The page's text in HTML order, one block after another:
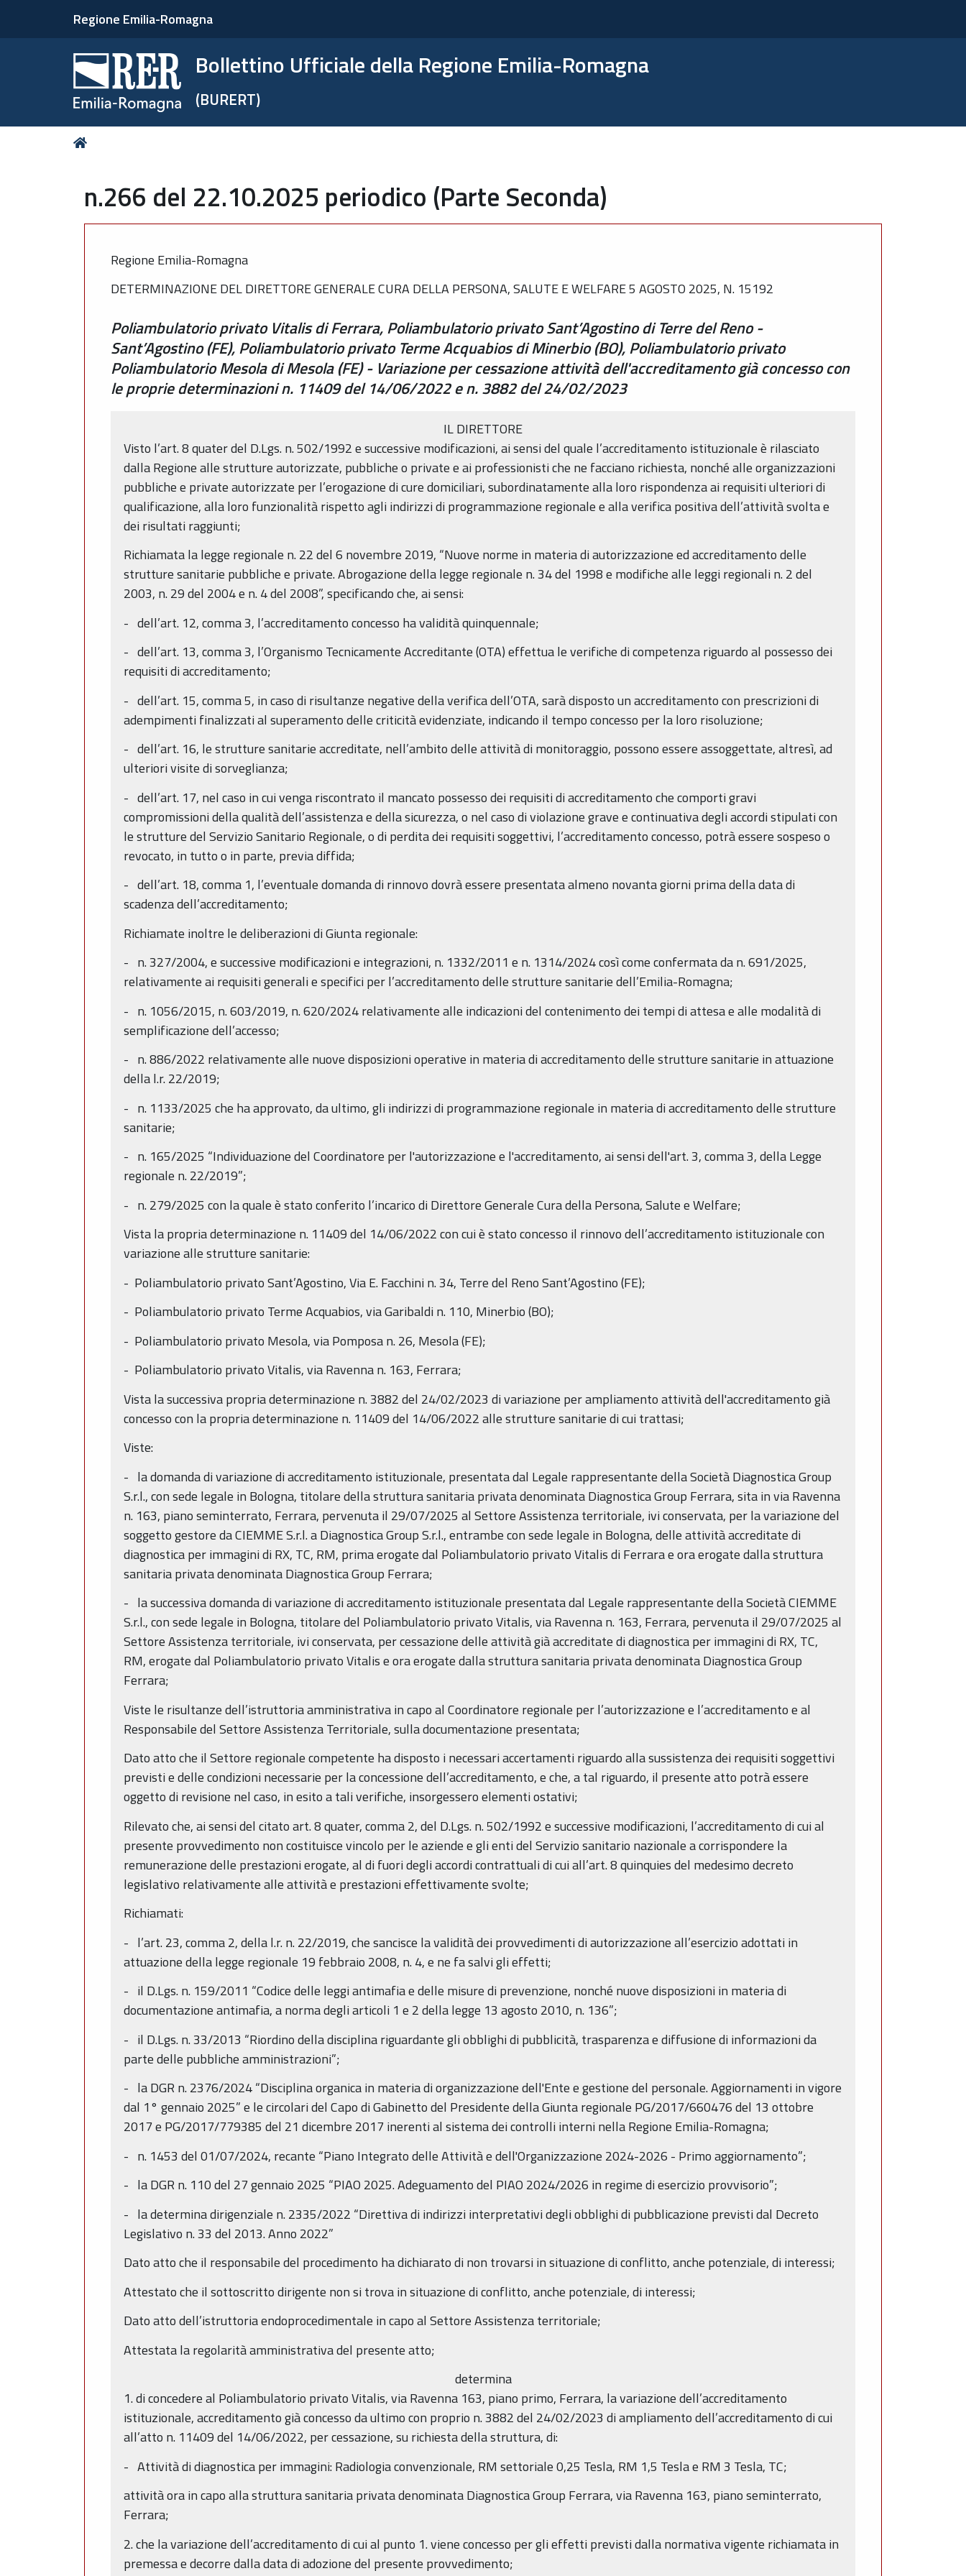
Regione Emilia-Romagna
Bollettino Ufficiale della Regione Emilia-Romagna
(BURERT)
Tu
n.266 del 22.10.2025 periodico (Parte Seconda)
Regione Emilia-Romagna
DETERMINAZIONE DEL DIRETTORE GENERALE CURA DELLA PERSONA, SALUTE E WELFARE 5 AGOSTO 2025, N. 15192
Poliambulatorio privato Vitalis di Ferrara, Poliambulatorio privato Sant’Agostino di Terre del Reno -
Sant’Agostino (FE), Poliambulatorio privato Terme Acquabios di Minerbio (BO), Poliambulatorio privato
Poliambulatorio Mesola di Mesola (FE) - Variazione per cessazione attività dell'accreditamento già concesso con
le proprie determinazioni n. 11409 del 14/06/2022 e n. 3882 del 24/02/2023
IL DIRETTORE
Visto l’art. 8 quater del D.Lgs. n. 502/1992 e successive modificazioni, ai sensi del quale l’accreditamento istituzionale è rilasciato
dalla Regione alle strutture autorizzate, pubbliche o private e ai professionisti che ne facciano richiesta, nonché alle organizzazioni
pubbliche e private autorizzate per l’erogazione di cure domiciliari, subordinatamente alla loro rispondenza ai requisiti ulteriori di
qualificazione, alla loro funzionalità rispetto agli indirizzi di programmazione regionale e alla verifica positiva dell’attività svolta e
dei risultati raggiunti;
Richiamata la legge regionale n. 22 del 6 novembre 2019, “Nuove norme in materia di autorizzazione ed accreditamento delle
strutture sanitarie pubbliche e private. Abrogazione della legge regionale n. 34 del 1998 e modifiche alle leggi regionali n. 2 del
2003, n. 29 del 2004 e n. 4 del 2008”, specificando che, ai sensi:
- dell’art. 12, comma 3, l’accreditamento concesso ha validità quinquennale;
- dell’art. 13, comma 3, l’Organismo Tecnicamente Accreditante (OTA) effettua le verifiche di competenza riguardo al possesso dei
requisiti di accreditamento;
- dell’art. 15, comma 5, in caso di risultanze negative della verifica dell’OTA, sarà disposto un accreditamento con prescrizioni di
adempimenti finalizzati al superamento delle criticità evidenziate, indicando il tempo concesso per la loro risoluzione;
- dell’art. 16, le strutture sanitarie accreditate, nell’ambito delle attività di monitoraggio, possono essere assoggettate, altresì, ad
ulteriori visite di sorveglianza;
- dell’art. 17, nel caso in cui venga riscontrato il mancato possesso dei requisiti di accreditamento che comporti gravi
compromissioni della qualità dell’assistenza e della sicurezza, o nel caso di violazione grave e continuativa degli accordi stipulati con
le strutture del Servizio Sanitario Regionale, o di perdita dei requisiti soggettivi, l’accreditamento concesso, potrà essere sospeso o
revocato, in tutto o in parte, previa diffida;
- dell’art. 18, comma 1, l’eventuale domanda di rinnovo dovrà essere presentata almeno novanta giorni prima della data di
scadenza dell’accreditamento;
Richiamate inoltre le deliberazioni di Giunta regionale:
- n. 327/2004, e successive modificazioni e integrazioni, n. 1332/2011 e n. 1314/2024 così come confermata da n. 691/2025,
relativamente ai requisiti generali e specifici per l’accreditamento delle strutture sanitarie dell’Emilia-Romagna;
- n. 1056/2015, n. 603/2019, n. 620/2024 relativamente alle indicazioni del contenimento dei tempi di attesa e alle modalità di
semplificazione dell’accesso;
- n. 886/2022 relativamente alle nuove disposizioni operative in materia di accreditamento delle strutture sanitarie in attuazione
della l.r. 22/2019;
- n. 1133/2025 che ha approvato, da ultimo, gli indirizzi di programmazione regionale in materia di accreditamento delle strutture
sanitarie;
- n. 165/2025 “Individuazione del Coordinatore per l'autorizzazione e l'accreditamento, ai sensi dell'art. 3, comma 3, della Legge
regionale n. 22/2019”;
- n. 279/2025 con la quale è stato conferito l’incarico di Direttore Generale Cura della Persona, Salute e Welfare;
Vista la propria determinazione n. 11409 del 14/06/2022 con cui è stato concesso il rinnovo dell’accreditamento istituzionale con
variazione alle strutture sanitarie:
- Poliambulatorio privato Sant’Agostino, Via E. Facchini n. 34, Terre del Reno Sant’Agostino (FE);
- Poliambulatorio privato Terme Acquabios, via Garibaldi n. 110, Minerbio (BO);
- Poliambulatorio privato Mesola, via Pomposa n. 26, Mesola (FE);
- Poliambulatorio privato Vitalis, via Ravenna n. 163, Ferrara;
Vista la successiva propria determinazione n. 3882 del 24/02/2023 di variazione per ampliamento attività dell'accreditamento già
concesso con la propria determinazione n. 11409 del 14/06/2022 alle strutture sanitarie di cui trattasi;
Viste:
- la domanda di variazione di accreditamento istituzionale, presentata dal Legale rappresentante della Società Diagnostica Group
S.r.l., con sede legale in Bologna, titolare della struttura sanitaria privata denominata Diagnostica Group Ferrara, sita in via Ravenna
n. 163, piano seminterrato, Ferrara, pervenuta il 29/07/2025 al Settore Assistenza territoriale, ivi conservata, per la variazione del
soggetto gestore da CIEMME S.r.l. a Diagnostica Group S.r.l., entrambe con sede legale in Bologna, delle attività accreditate di
diagnostica per immagini di RX, TC, RM, prima erogate dal Poliambulatorio privato Vitalis di Ferrara e ora erogate dalla struttura
sanitaria privata denominata Diagnostica Group Ferrara;
- la successiva domanda di variazione di accreditamento istituzionale presentata dal Legale rappresentante della Società CIEMME
S.r.l., con sede legale in Bologna, titolare del Poliambulatorio privato Vitalis, via Ravenna n. 163, Ferrara, pervenuta il 29/07/2025 al
Settore Assistenza territoriale, ivi conservata, per cessazione delle attività già accreditate di diagnostica per immagini di RX, TC,
RM, erogate dal Poliambulatorio privato Vitalis e ora erogate dalla struttura sanitaria privata denominata Diagnostica Group
Ferrara;
Viste le risultanze dell’istruttoria amministrativa in capo al Coordinatore regionale per l’autorizzazione e l’accreditamento e al
Responsabile del Settore Assistenza Territoriale, sulla documentazione presentata;
Dato atto che il Settore regionale competente ha disposto i necessari accertamenti riguardo alla sussistenza dei requisiti soggettivi
previsti e delle condizioni necessarie per la concessione dell’accreditamento, e che, a tal riguardo, il presente atto potrà essere
oggetto di revisione nel caso, in esito a tali verifiche, insorgessero elementi ostativi;
Rilevato che, ai sensi del citato art. 8 quater, comma 2, del D.Lgs. n. 502/1992 e successive modificazioni, l’accreditamento di cui al
presente provvedimento non costituisce vincolo per le aziende e gli enti del Servizio sanitario nazionale a corrispondere la
remunerazione delle prestazioni erogate, al di fuori degli accordi contrattuali di cui all’art. 8 quinquies del medesimo decreto
legislativo relativamente alle attività e prestazioni effettivamente svolte;
Richiamati:
- l’art. 23, comma 2, della l.r. n. 22/2019, che sancisce la validità dei provvedimenti di autorizzazione all’esercizio adottati in
attuazione della legge regionale 19 febbraio 2008, n. 4, e ne fa salvi gli effetti;
- il D.Lgs. n. 159/2011 “Codice delle leggi antimafia e delle misure di prevenzione, nonché nuove disposizioni in materia di
documentazione antimafia, a norma degli articoli 1 e 2 della legge 13 agosto 2010, n. 136”;
- il D.Lgs. n. 33/2013 “Riordino della disciplina riguardante gli obblighi di pubblicità, trasparenza e diffusione di informazioni da
parte delle pubbliche amministrazioni”;
- la DGR n. 2376/2024 “Disciplina organica in materia di organizzazione dell'Ente e gestione del personale. Aggiornamenti in vigore
dal 1° gennaio 2025” e le circolari del Capo di Gabinetto del Presidente della Giunta regionale PG/2017/660476 del 13 ottobre
2017 e PG/2017/779385 del 21 dicembre 2017 inerenti al sistema dei controlli interni nella Regione Emilia-Romagna;
- n. 1453 del 01/07/2024, recante “Piano Integrato delle Attività e dell'Organizzazione 2024-2026 - Primo aggiornamento”;
- la DGR n. 110 del 27 gennaio 2025 “PIAO 2025. Adeguamento del PIAO 2024/2026 in regime di esercizio provvisorio”;
- la determina dirigenziale n. 2335/2022 “Direttiva di indirizzi interpretativi degli obblighi di pubblicazione previsti dal Decreto
Legislativo n. 33 del 2013. Anno 2022”
Dato atto che il responsabile del procedimento ha dichiarato di non trovarsi in situazione di conflitto, anche potenziale, di interessi;
Attestato che il sottoscritto dirigente non si trova in situazione di conflitto, anche potenziale, di interessi;
Dato atto dell’istruttoria endoprocedimentale in capo al Settore Assistenza territoriale;
Attestata la regolarità amministrativa del presente atto;
determina
1. di concedere al Poliambulatorio privato Vitalis, via Ravenna 163, piano primo, Ferrara, la variazione dell’accreditamento
istituzionale, accreditamento già concesso da ultimo con proprio n. 3882 del 24/02/2023 di ampliamento dell’accreditamento di cui
all’atto n. 11409 del 14/06/2022, per cessazione, su richiesta della struttura, di:
- Attività di diagnostica per immagini: Radiologia convenzionale, RM settoriale 0,25 Tesla, RM 1,5 Tesla e RM 3 Tesla, TC;
attività ora in capo alla struttura sanitaria privata denominata Diagnostica Group Ferrara, via Ravenna 163, piano seminterrato,
Ferrara;
2. che la variazione dell’accreditamento di cui al punto 1. viene concesso per gli effetti previsti dalla normativa vigente richiamata in
premessa e decorre dalla data di adozione del presente provvedimento;